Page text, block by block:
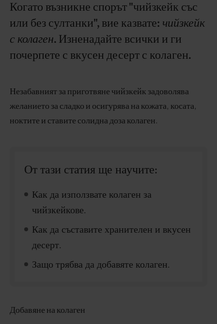
Когато възникне спорът "чийзкейк със
или без султанки", вие казвате: чийзкейк
с колаген. Изненадайте всички и ги
почерпете с вкусен десерт с колаген.
Незабавният за приготвяне чийзкейк задоволява
желанието за сладко и осигурява на кожата, косата,
ноктите и ставите солидна доза колаген.
От тази статия ще научите:
Как да използвате колаген за
чийзкейкове.
Как да съставите хранителен и вкусен
десерт.
Защо трябва да добавяте колаген.
Добавяне на колаген